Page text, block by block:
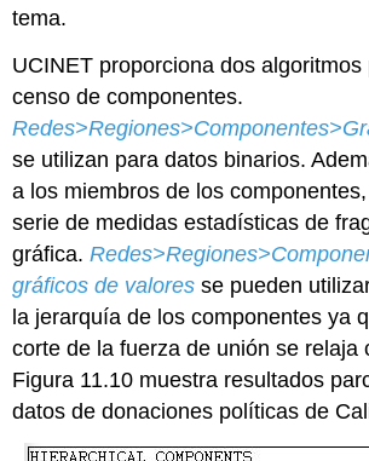
tema.
UCINET proporciona dos algoritmos
censo de componentes.
se utilizan para datos binarios.
a los miembros de los
serie de medidas estadísticas de
gráfica.
gráficos de valores se pueden
la jerarquía de los componentes ya
corte de la fuerza de unión se relaja
Figura 11.10 muestra resultados
datos de donaciones políticas de